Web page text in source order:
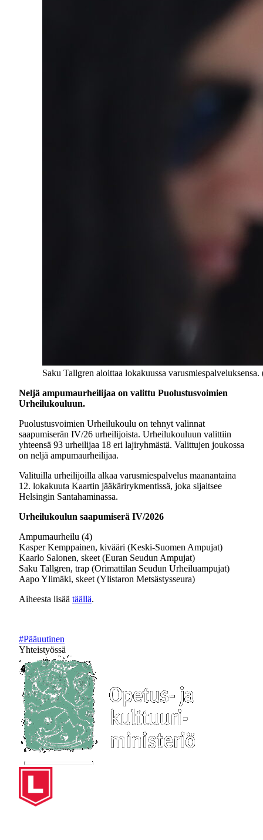
Saku Tallgren aloittaa lokakuussa
Neljä ampumaurheilijaa on valittu Puolustusvoimien
Urheilukouluun.
Puolustusvoimien Urheilukoulu on tehnyt valinnat
saapumiserän IV/26 urheilijoista. Urheilukouluun valittiin
yhteensä 93 urheilijaa 18 eri lajiryhmästä. Valittujen joukossa
on neljä ampumaurheilijaa.
Valituilla urheilijoilla alkaa varusmiespalvelus maanantaina
12. lokakuuta Kaartin jääkärirykmentissä, joka sijaitsee
Helsingin Santahaminassa.
Urheilukoulun saapumiserä IV/2026
Ampumaurheilu (4)
Kasper Kemppainen, kivääri (Keski-Suomen Ampujat)
Kaarlo Salonen, skeet (Euran Seudun Ampujat)
Saku Tallgren, trap (Orimattilan Seudun Urheiluampujat)
Aapo Ylimäki, skeet (Ylistaron Metsästysseura)
Aiheesta lisää täällä.
#Pääuutinen
Yhteistyössä